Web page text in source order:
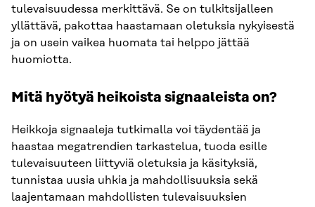
tulevaisuudessa merkittävä. Se on tulkitsijalleen
yllättävä, pakottaa haastamaan oletuksia nykyisestä
ja on usein vaikea huomata tai helppo jättää
huomiotta.
Mitä hyötyä heikoista signaaleista on?
Heikkoja signaaleja tutkimalla voi täydentää ja
haastaa megatrendien tarkastelua, tuoda esille
tulevaisuuteen liittyviä oletuksia ja käsityksiä,
tunnistaa uusia uhkia ja mahdollisuuksia sekä
laajentamaan mahdollisten tulevaisuuksien